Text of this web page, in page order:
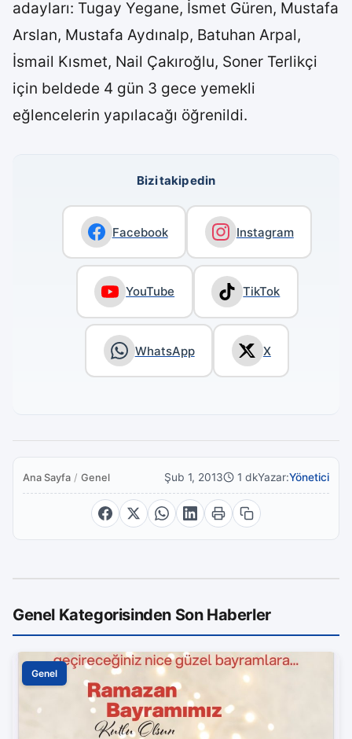
adayları: Tugay Yegane, İsmet Güren, Mustafa
Arslan, Mustafa Aydınalp, Batuhan Arpal,
İsmail Kısmet, Nail Çakıroğlu, Soner Terlikçi
için beldede 4 gün 3 gece yemekli
eğlencelerin yapılacağı öğrenildi.
Bizi takip edin
Facebook Instagram
YouTube TikTok
WhatsApp X
Ana Sayfa / Genel Şub 1, 2013 1 dkYazar:Yönetici
Genel Kategorisinden Son Haberler
Genel